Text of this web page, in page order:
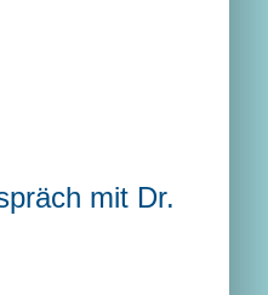
mit Dr.